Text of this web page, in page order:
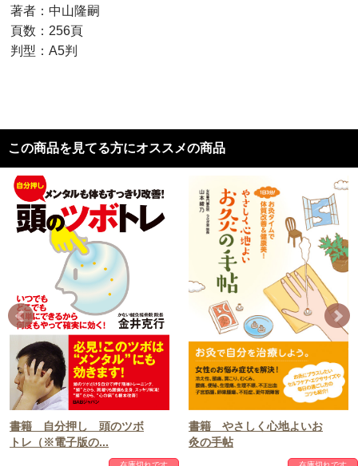
著者：中山隆嗣
頁数：256頁
判型：A5判
この商品を見てる方にオススメの商品
書籍 自分押し 頭のツボ
トレ（※電子版の...
書籍 やさしく心地よいお
灸の手帖